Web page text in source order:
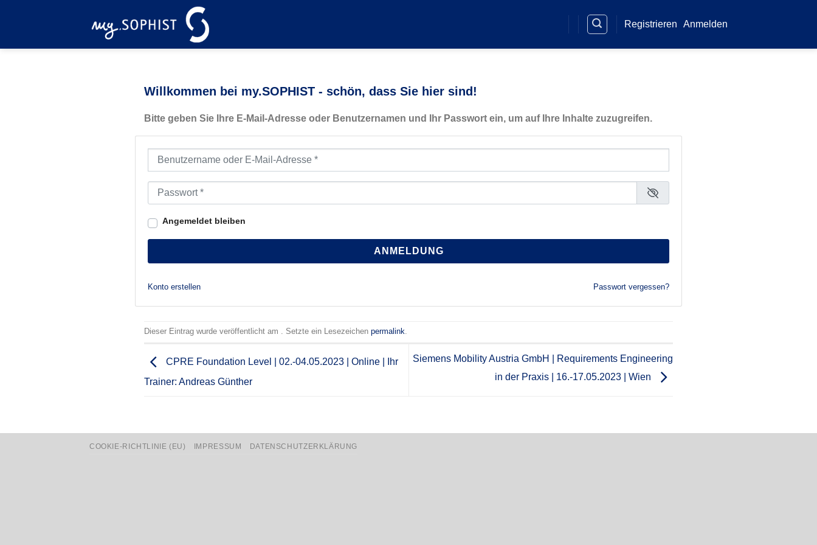
Registrieren Anmelden
Willkommen bei my.SOPHIST - schön, dass Sie hier sind!
Bitte geben Sie Ihre E-Mail-Adresse oder Benutzernamen und Ihr Passwort ein, um auf Ihre Inhalte zuzugreifen.
Benutzername oder E-Mail-Adresse
Passwort
Angemeldet bleiben
ANMELDUNG
Konto erstellen Passwort vergessen?
Dieser Eintrag wurde veröffentlicht am . Setzte ein Lesezeichen permalink.
CPRE Foundation Level | 02.-04.05.2023 | Online | Ihr
Trainer: Andreas Günther
Siemens Mobility Austria GmbH | Requirements Engineering
in der Praxis | 16.-17.05.2023 | Wien
COOKIE-RICHTLINIE (EU) IMPRESSUM DATENSCHUTZERKLÄRUNG